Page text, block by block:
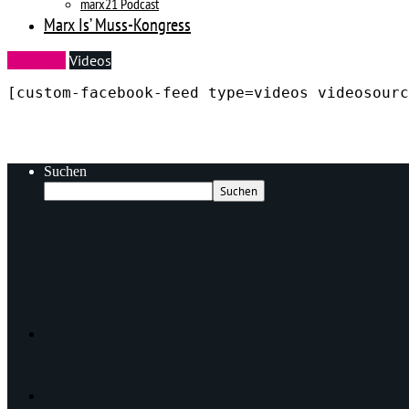
marx21 Podcast
Marx Is’ Muss-Kongress
Videos
[custom-facebook-feed type=videos
Suchen
Suchen